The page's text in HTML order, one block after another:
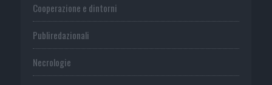
Cooperazione e dintorni
Publiredazionali
Necrologie